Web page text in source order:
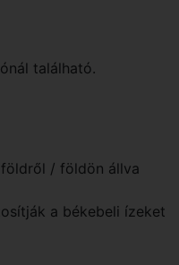
található.
/ földön állva
a békebeli ízeket